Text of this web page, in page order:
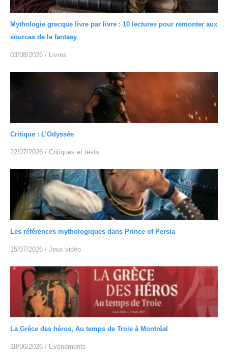
Mythologie grecque livre par livre : 10 lectures pour remonter aux
sources de la fantasy
03/08/2026 / Livres
Critique : L’Odyssée
22/07/2026 / Critiques et tests
Les références mythologiques dans Prince of Persia
15/07/2026 / Jeux vidéo
La Grèce des héros, Au temps de Troie à Montréal
18/06/2026 / Événéments